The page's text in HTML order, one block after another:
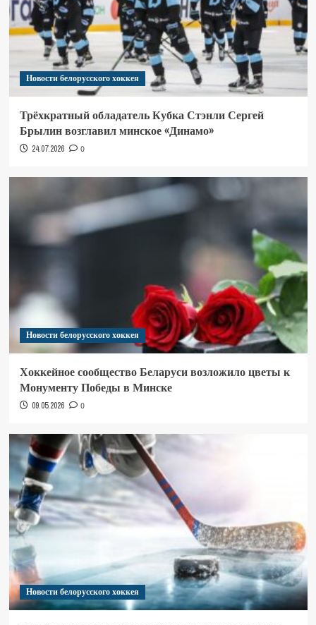
Новости белорусского хоккея
Трёхкратный обладатель Кубка Стэнли Сергей
Брылин возглавил минское «Динамо»
24.07.2026 0
Новости белорусского хоккея
Хоккейное сообщество Беларуси возложило цветы к
Монументу Победы в Минске
09.05.2026 0
Новости белорусского хоккея